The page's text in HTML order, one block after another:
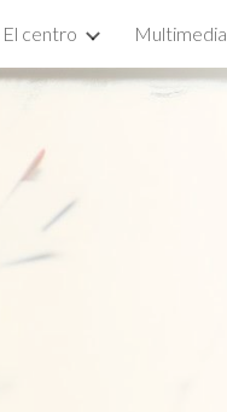
El centro Multimedia